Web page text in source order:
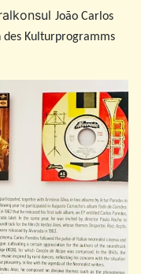
João Carlos
des Kulturprogramms